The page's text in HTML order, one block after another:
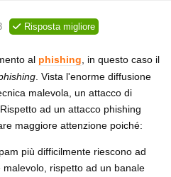
Risposta migliore
al phishing , in questo caso il
. Vista l'enorme diffusione
malevola, un attacco di
ad un attacco phishing
maggiore attenzione poiché:
più difficilmente riescono ad
rispetto ad un banale